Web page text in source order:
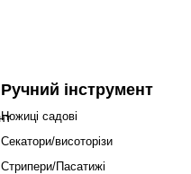
Ручний інструмент
Ножиці садові
Секатори/висоторізи
Стрипери/Пасатижі